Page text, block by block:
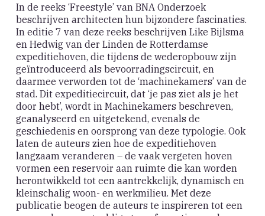
In de reeks ‘Freestyle’ van BNA Onderzoek
beschrijven architecten hun bijzondere fascinaties.
In editie 7 van deze reeks beschrijven Like Bijlsma
en Hedwig van der Linden de Rotterdamse
expeditiehoven, die tijdens de wederopbouw zijn
geïntroduceerd als bevoorradingscircuit, en
daarmee verworden tot de ‘machinekamers’ van de
stad. Dit expeditiecircuit, dat ‘je pas ziet als je het
door hebt’, wordt in Machinekamers beschreven,
geanalyseerd en uitgetekend, evenals de
geschiedenis en oorsprong van deze typologie. Ook
laten de auteurs zien hoe de expeditiehoven
langzaam veranderen – de vaak vergeten hoven
vormen een reservoir aan ruimte die kan worden
herontwikkeld tot een aantrekkelijk, dynamisch en
kleinschalig woon- en werkmilieu. Met deze
publicatie beogen de auteurs te inspireren tot een